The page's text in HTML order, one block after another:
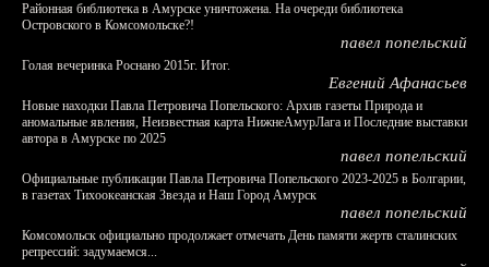
Районная библиотека в Амурске уничтожена. На очереди библиотека
Островского в Комсомольске?!
павел попельский
Голая вечеринка Роснано 2015г. Итог.
Евгений Афанасьев
Новые находки Павла Петровича Попельского: Архив газеты Природа и
аномальные явления, Неизвестная карта НижнеАмурЛага и Последние выставки
автора в Амурске по 2025
павел попельский
Официальные публикации Павла Петровича Попельского 2023-2025 в Болгарии,
в газетах Тихоокеанская Звезда и Наш Город Амурск
павел попельский
Комсомольск официально продолжает отмечать День памяти жертв сталинских
репрессий: задумаемся...